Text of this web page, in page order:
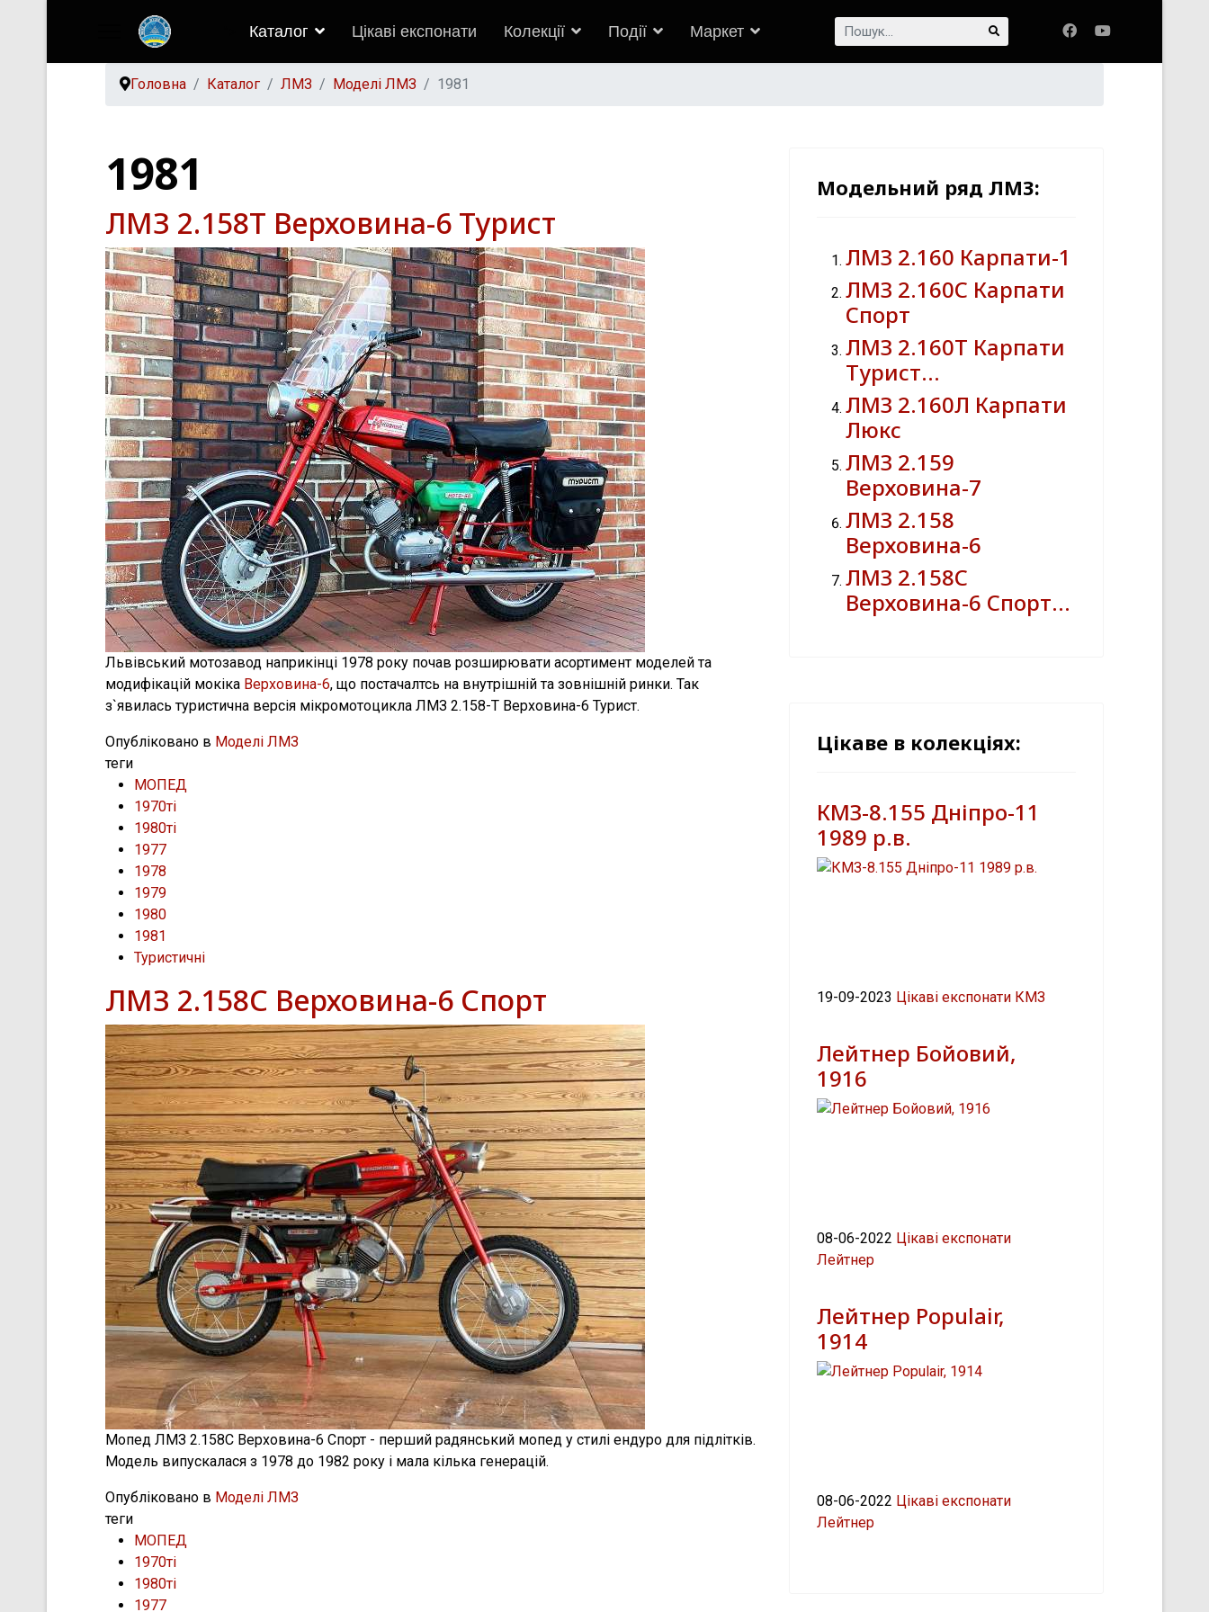
Каталог Цікаві експонати Колекції Події Маркет Пошук...
Головна Каталог ЛМЗ Моделі ЛМЗ 1981
1981
ЛМЗ 2.158Т Верховина-6 Турист
Львівський мотозавод наприкінці 1978 року почав розширювати асортимент моделей та
модифікацій мокіка Верховина-6, що постачалтсь на внутрішній та зовнішній ринки. Так
з`явилась туристична версія мікромотоцикла ЛМЗ 2.158-Т Верховина-6 Турист.
Опубліковано в Моделі ЛМЗ
теги
МОПЕД
1970ті
1980ті
1977
1978
1979
1980
1981
Туристичні
ЛМЗ 2.158С Верховина-6 Спорт
Мопед ЛМЗ 2.158С Верховина-6 Спорт - перший радянський мопед у стилі ендуро для підлітків.
Модель випускалася з 1978 до 1982 року і мала кілька генерацій.
Опубліковано в Моделі ЛМЗ
теги
МОПЕД
1970ті
1980ті
1977
Модельний ряд ЛМЗ:
ЛМЗ 2.160 Карпати-1
ЛМЗ 2.160С Карпати
Спорт
ЛМЗ 2.160Т Карпати
Турист…
ЛМЗ 2.160Л Карпати
Люкс
ЛМЗ 2.159
Верховина-7
ЛМЗ 2.158
Верховина-6
ЛМЗ 2.158С
Верховина-6 Спорт…
Цікаве в колекціях:
КМЗ-8.155 Дніпро-11
1989 р.в.
19-09-2023 Цікаві експонати КМЗ
Лейтнер Бойовий,
1916
08-06-2022 Цікаві експонати
Лейтнер
Лейтнер Populair,
1914
08-06-2022 Цікаві експонати
Лейтнер